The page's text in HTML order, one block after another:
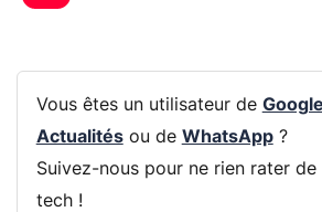
Vous êtes un utilisateur de Google
Actualitésou de WhatsApp?
Suivez-nous pour ne rien rater de
tech !